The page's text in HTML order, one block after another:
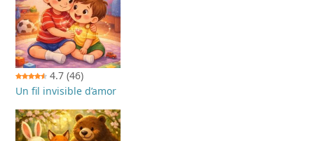
4.7 (46)
Un fil invisible d’amor